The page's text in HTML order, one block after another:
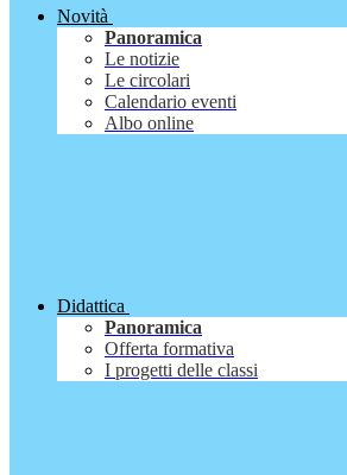
Novità
Panoramica
Le notizie
Le circolari
Calendario eventi
Albo online
Didattica
Panoramica
Offerta formativa
I progetti delle classi